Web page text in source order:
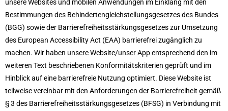
unsere Websites und mobilen Anwendungen im Einklang mit den
Bestimmungen des Behindertengleichstellungsgesetzes des Bundes
(BGG) sowie der Barrierefreiheitsstärkungsgesetzes zur Umsetzung
des European Accessibility Act (EAA) barrierefrei zugänglich zu
machen. Wir haben unsere Website/unser App entsprechend den im
weiteren Text beschriebenen Konformitätskriterien geprüft und im
Hinblick auf eine barrierefreie Nutzung optimiert. Diese Website ist
teilweise vereinbar mit den Anforderungen der Barrierefreiheit gemäß
§ 3 des Barrierefreiheitsstärkungsgesetzes (BFSG) in Verbindung mit